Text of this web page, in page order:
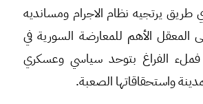
طريق يرتجيه نظام الاجرام ومسانديه
المعقل الأهم للمعارضة السورية في
فملء الفراغ بتوحد سياسي وعسكري
واستحقاقاتها الصعبة.